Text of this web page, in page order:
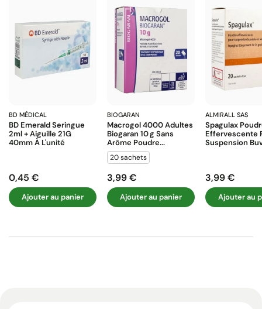
BD MÉDICAL
BD Emerald Seringue
2ml + Aiguille 21G
40mm À L'unité
Prix
0,45 €
Ajouter au panier
BIOGARAN
Macrogol 4000 Adultes
Biogaran 10 G Sans
Arôme Poudre...
20 sachets
Prix
3,99 €
Ajouter au panier
ALMIRALL SAS
Spagulax
Effervescente
Suspension
Prix
3,99 €
Ajouter au